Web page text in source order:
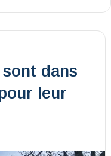
dans
leur